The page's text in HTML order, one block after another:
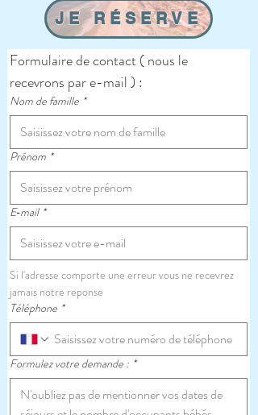
JE RÉSERVE
Formulaire de contact ( nous le
recevrons par e-mail ) :
Nom de famille *
Prénom *
E‑mail *
Si l'adresse comporte une erreur vous ne recevrez
jamais notre reponse
Téléphone *
Formulez votre demande : *